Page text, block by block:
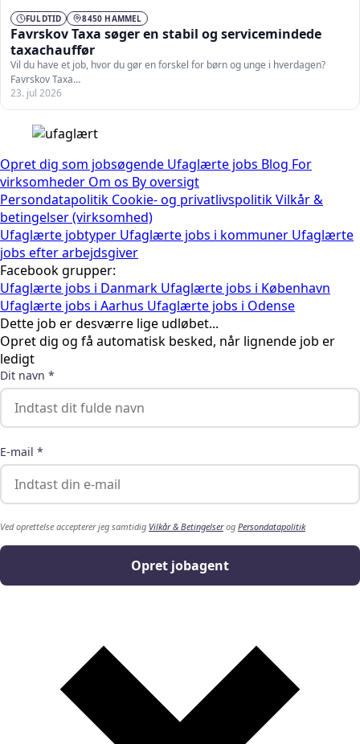
FULDTID 8450 HAMMEL
Favrskov Taxa søger en stabil og servicemindede
taxachauffør
Vil du have et job, hvor du gør en forskel for børn og unge i hverdagen?
Favrskov Taxa…
23. jul 2026
Opret dig som jobsøgende Ufaglærte jobs Blog For
virksomheder Om os By oversigt
Persondatapolitik Cookie- og privatlivspolitikVilkår &
betingelser (virksomhed)
Ufaglærte jobtyper Ufaglærte jobs i kommuner Ufaglærte
jobs efter arbejdsgiver
Facebook grupper:
Ufaglærte jobs i Danmark Ufaglærte jobs i København
Ufaglærte jobs i Aarhus Ufaglærte jobs i Odense
Dette job er desværre lige udløbet...
Opret dig og få automatisk besked, når lignende job er
ledigt
Dit navn *
E-mail *
Ved oprettelse accepterer jeg samtidig Vilkår & Betingelserog Persondatapolitik
Opret jobagent